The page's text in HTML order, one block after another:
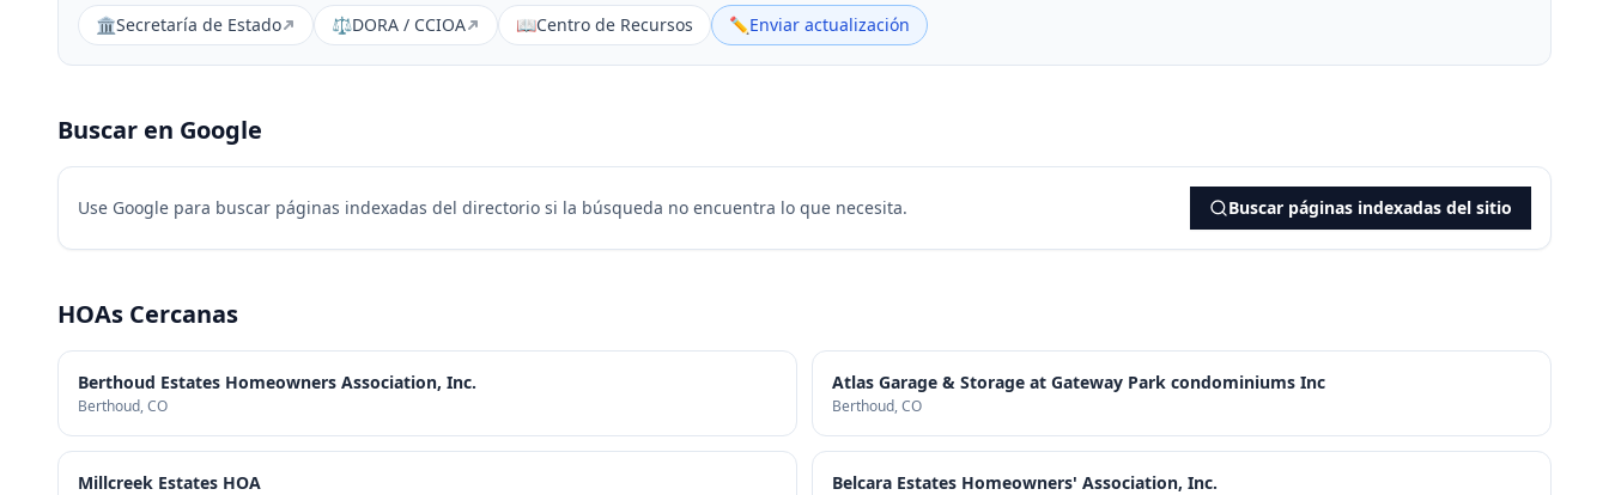
🏛️Secretaría de Estado ⚖️DORA / CCIOA 📖Centro de Recursos ✏️Enviar actualización
Buscar en Google
Use Google para buscar páginas indexadas del directorio si la búsqueda no encuentra lo que necesita. Buscar páginas indexadas del sitio
HOAs Cercanas
Berthoud Estates Homeowners Association, Inc.
Berthoud, CO
Atlas Garage & Storage at Gateway Park condominiums Inc
Berthoud, CO
Millcreek Estates HOA Belcara Estates Homeowners' Association, Inc.